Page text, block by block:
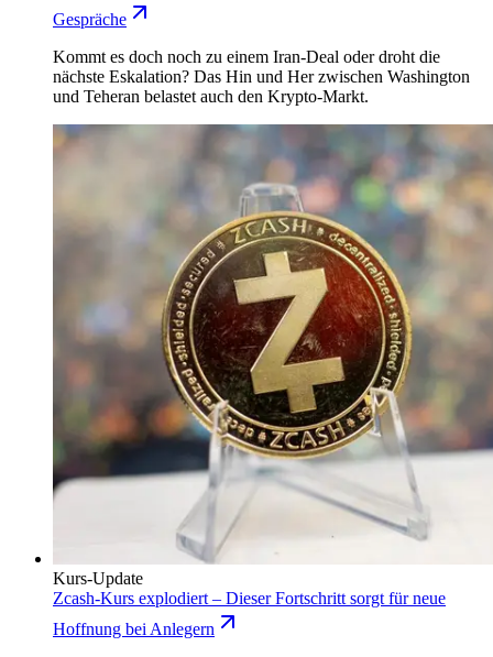
Gespräche
Kommt es doch noch zu einem Iran-Deal oder droht die
nächste Eskalation? Das Hin und Her zwischen Washington
und Teheran belastet auch den Krypto-Markt.
Kurs-Update
Zcash-Kurs explodiert – Dieser Fortschritt sorgt für neue
Hoffnung bei Anlegern